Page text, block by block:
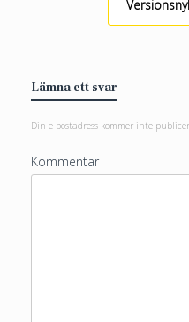
Lämna ett svar
Din e-postadress kommer inte
Kommentar